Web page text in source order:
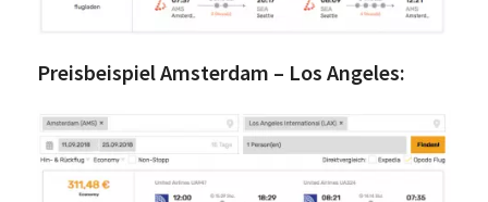
Preisbeispiel Amsterdam – Los Angeles: